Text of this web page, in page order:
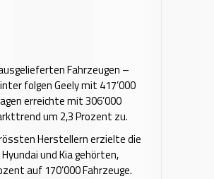
Fahrzeugen –
folgen Geely mit 417’000
erreichte mit 306’000
um 2,3 Prozent zu.
Herstellern erzielte die
und Kia gehörten,
auf 170’000 Fahrzeuge.